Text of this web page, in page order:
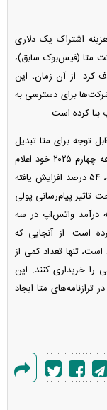
اشتراک یک دلاری
متا (فیس‌بوک سابق)،
این هزینه را حذف کرد. از آن زمان، این
برای دسترسی به
بنا کرده است.
توجه برای متا تبدیل
شده است. این شرکت در طول گزارش درآمد سه ماهه چهارم ۲۰۲۵ خود اعلام
کرد درآمد خانواده برنامه‌هایش نسبت به سال گذشته، ۵۴ درصد افزایش یافته
تاثیر پیام‌رسانی پولی
درآمد واتس‌اپ در سه
عبور کرده است. از آنجایی که
تنها تعداد کمی از
را خریداری کنند. این
ترازنامه‌های متا ایجاد